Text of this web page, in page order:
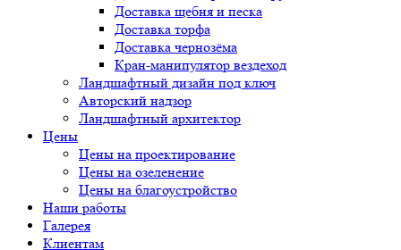
Доставка щебня и песка
Доставка торфа
Доставка чернозёма
Кран-манипулятор вездеход
Ландшафтный дизайн под ключ
Авторский надзор
Ландшафтный архитектор
Цены
Цены на проектирование
Цены на озеленение
Цены на благоустройство
Наши работы
Галерея
Клиентам